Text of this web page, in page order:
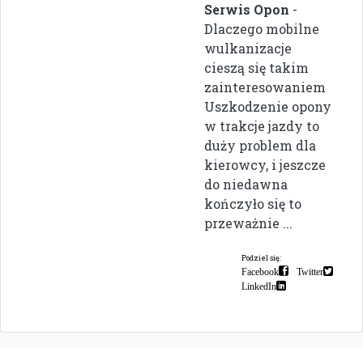
Serwis Opon -
Dlaczego mobilne
wulkanizacje
cieszą się takim
zainteresowaniem
Uszkodzenie opony
w trakcje jazdy to
duży problem dla
kierowcy, i jeszcze
do niedawna
kończyło się to
przeważnie ...
Podziel się:
Facebook
Twitter
LinkedIn